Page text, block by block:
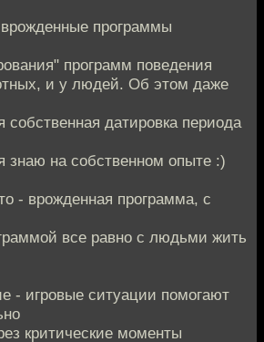
программы
программ поведения
и у людей. Об этом даже
собственная датировка периода
знаю на собственном опыте :)
- врожденная программа, с
все равно с людьми жить
- игровые ситуации помогают
критические моменты